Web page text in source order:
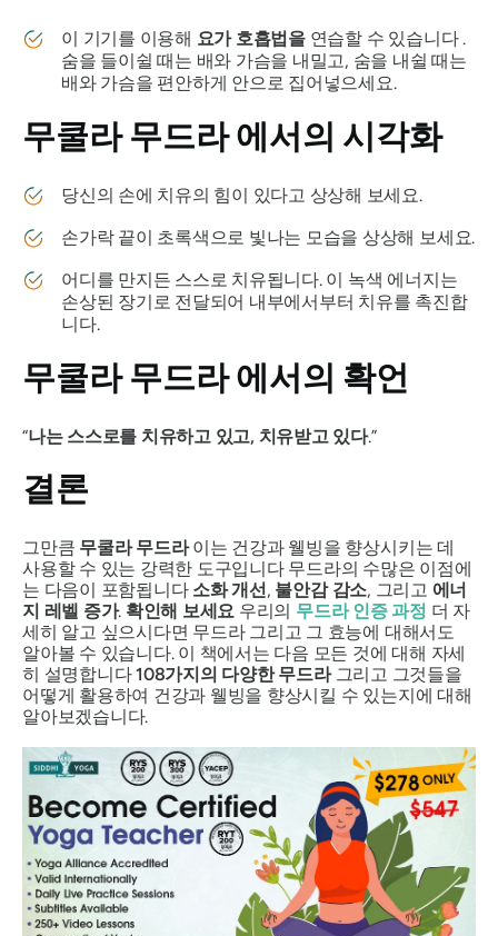
이 기기를 이용해 요가 호흡법을연습할 수 있습니다 .
숨을 들이쉴 때는 배와 가슴을 내밀고, 숨을 내쉴 때는
배와 가슴을 편안하게 안으로 집어넣으세요.
무쿨라 무드라에서의 시각화
당신의 손에 치유의 힘이 있다고 상상해 보세요.
손가락 끝이 초록색으로 빛나는 모습을 상상해 보세요.
어디를 만지든 스스로 치유됩니다. 이 녹색 에너지는
손상된 장기로 전달되어 내부에서부터 치유를 촉진합
니다.
무쿨라 무드라에서의 확언
“나는 스스로를 치유하고 있고, 치유받고 있다.”
결론
그만큼 무쿨라 무드라이는 건강과 웰빙을 향상시키는 데
사용할 수 있는 강력한 도구입니다 무드라의 수많은 이점에
는 다음이 포함됩니다 소화 개선, 불안감 감소, 그리고 에너
지 레벨 증가. 확인해 보세요 우리의 무드라인증 과정 더 자
세히 알고 싶으시다면 무드라그리고 그 효능에 대해서도
알아볼 수 있습니다. 이 책에서는 다음 모든 것에 대해 자세
히 설명합니다108가지의 다양한무드라그리고 그것들을
어떻게 활용하여 건강과 웰빙을 향상시킬 수 있는지에 대해
알아보겠습니다.